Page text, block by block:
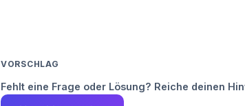
VORSCHLAG
Fehlt eine Frage oder Lösung? Reiche deinen